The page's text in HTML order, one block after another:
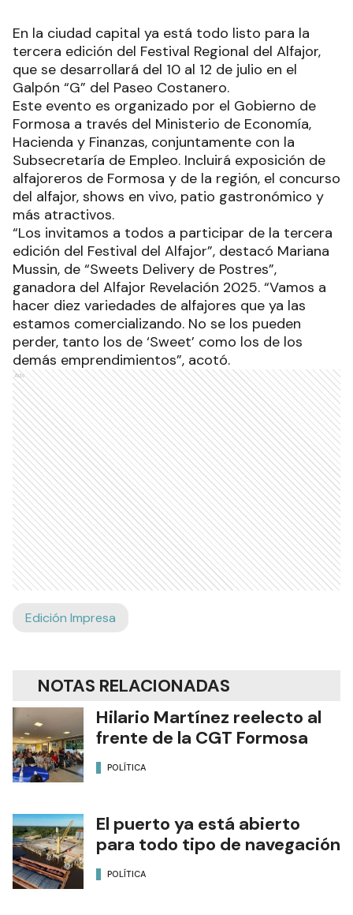
En la ciudad capital ya está todo listo para la
tercera edición del Festival Regional del Alfajor,
que se desarrollará del 10 al 12 de julio en el
Galpón “G” del Paseo Costanero.
Este evento es organizado por el Gobierno de
Formosa a través del Ministerio de Economía,
Hacienda y Finanzas, conjuntamente con la
Subsecretaría de Empleo. Incluirá exposición de
alfajoreros de Formosa y de la región, el concurso
del alfajor, shows en vivo, patio gastronómico y
más atractivos.
“Los invitamos a todos a participar de la tercera
edición del Festival del Alfajor”, destacó Mariana
Mussin, de “Sweets Delivery de Postres”,
ganadora del Alfajor Revelación 2025. “Vamos a
hacer diez variedades de alfajores que ya las
estamos comercializando. No se los pueden
perder, tanto los de ‘Sweet’ como los de los
demás emprendimientos”, acotó.
Ads
Edición Impresa
NOTAS RELACIONADAS
Hilario Martínez reelecto al
frente de la CGT Formosa
POLÍTICA
El puerto ya está abierto
para todo tipo de navegación
POLÍTICA